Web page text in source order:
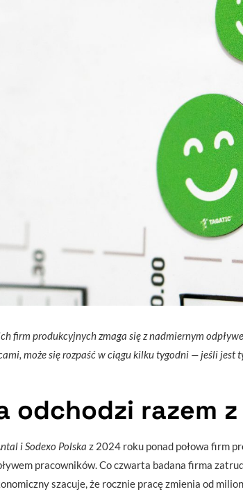
firm produkcyjnych zmaga się z nadmiernym
może się rozpaść w ciągu kilku tygodni — jeśli jest
odchodzi razem
i Sodexo Polska z 2024 roku ponad połowa firm
pracowników. Co czwarta badana firma
szacuje, że rocznie pracę zmienia od